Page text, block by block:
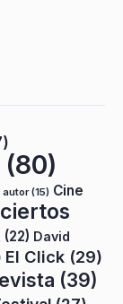
(80)
autor(15) Cine
(22) David
El Click (29)
(39)